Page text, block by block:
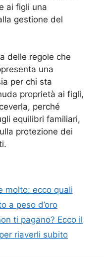
ai figli una
gestione del
delle regole che
una
per chi sta
proprietà ai figli,
perché
equilibri familiari,
protezione dei
molto: ecco quali
a peso d’oro
ti pagano? Ecco il
riaverli subito